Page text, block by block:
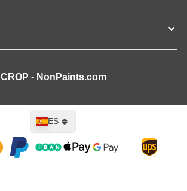
CROP - NonPaints.com
Lenguaje
ES